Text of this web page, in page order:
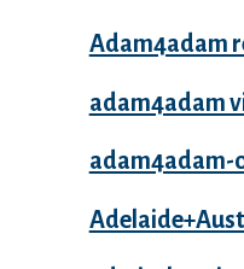
Adam4adam
adam4adam
adam4adam-